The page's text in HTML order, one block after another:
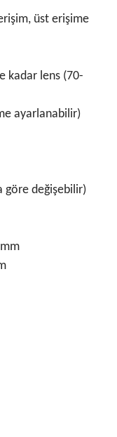
üst erişime
kadar lens (70-
ayarlanabilir)
göre değişebilir)